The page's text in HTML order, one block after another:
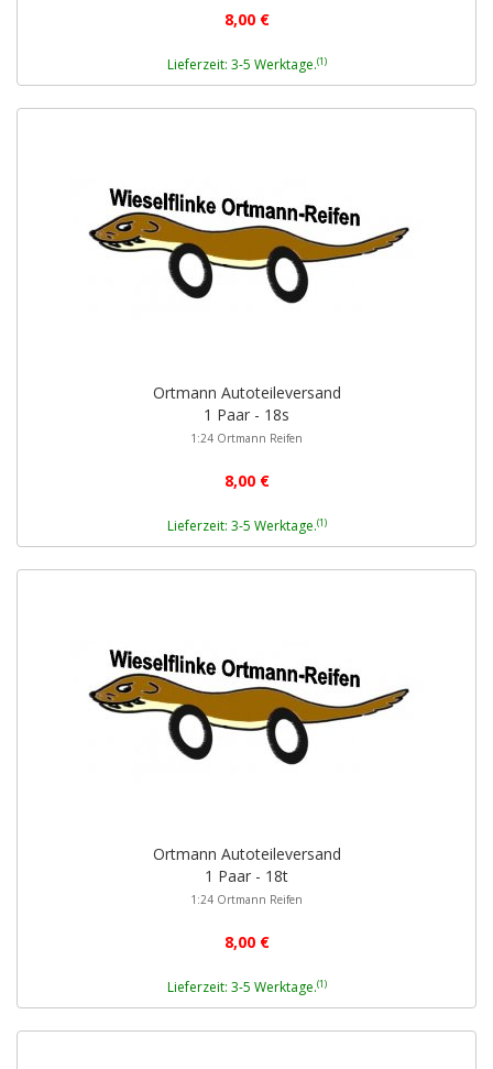
8,00 €
Lieferzeit: 3-5 Werktage.(1)
Ortmann Autoteileversand
1 Paar - 18s
1:24 Ortmann Reifen
8,00 €
Lieferzeit: 3-5 Werktage.(1)
Ortmann Autoteileversand
1 Paar - 18t
1:24 Ortmann Reifen
8,00 €
Lieferzeit: 3-5 Werktage.(1)